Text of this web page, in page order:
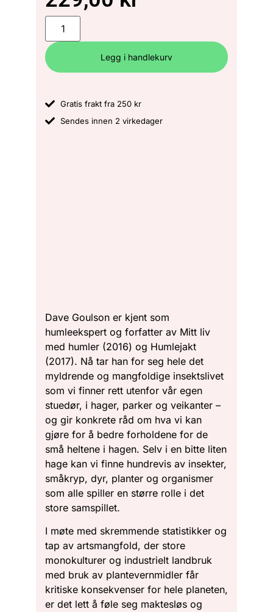
Legg i handlekurv
Gratis frakt fra 250 kr
Sendes innen 2 virkedager
Dave Goulson er kjent som
humleekspert og forfatter av Mitt liv
med humler (2016) og Humlejakt
(2017). Nå tar han for seg hele det
myldrende og mangfoldige insektslivet
som vi finner rett utenfor vår egen
stuedør, i hager, parker og veikanter –
og gir konkrete råd om hva vi kan
gjøre for å bedre forholdene for de
små heltene i hagen. Selv i en bitte liten
hage kan vi finne hundrevis av insekter,
småkryp, dyr, planter og organismer
som alle spiller en større rolle i det
store samspillet.
I møte med skremmende statistikker og
tap av artsmangfold, der store
monokulturer og industrielt landbruk
med bruk av plantevernmidler får
kritiske konsekvenser for hele planeten,
er det lett å føle seg maktesløs og